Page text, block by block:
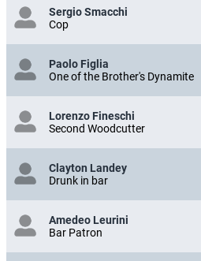
Sergio Smacchi
Cop
Paolo Figlia
One of the Brother's Dynamite
Lorenzo Fineschi
Second Woodcutter
Clayton Landey
Drunk in bar
Amedeo Leurini
Bar Patron